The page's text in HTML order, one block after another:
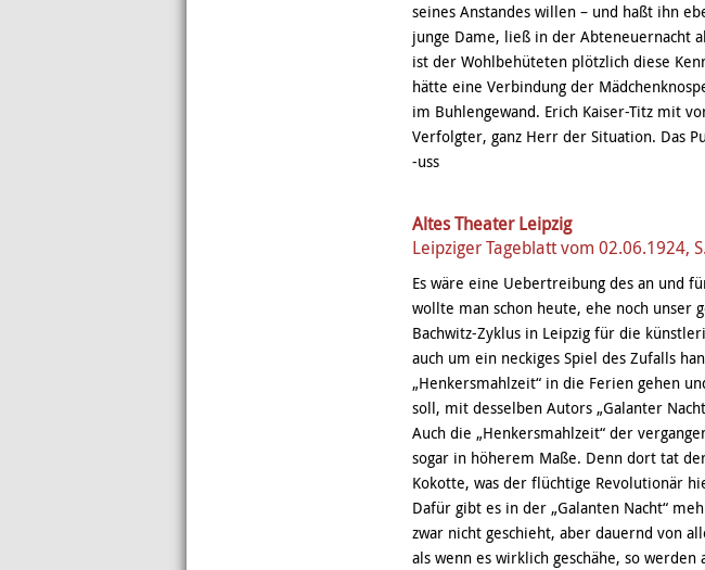
seines Anstandes willen – und haßt ihn
junge Dame, ließ in der Abteneuernacht
ist der Wohlbehüteten plötzlich diese
hätte eine Verbindung der
im Buhlengewand. Erich Kaiser-Titz mit
Verfolgter, ganz Herr der Situation. Das
-uss
Altes Theater Leipzig
Leipziger Tageblatt vom 02.06.1924,
Es wäre eine Uebertreibung des an und
wollte man schon heute, ehe noch unser
Bachwitz-Zyklus in Leipzig für die
auch um ein neckiges Spiel des Zufalls
„Henkersmahlzeit“ in die Ferien gehen
soll, mit desselben Autors „Galanter
Auch die „Henkersmahlzeit“ der
sogar in höherem Maße. Denn dort tat
Kokotte, was der flüchtige Revolutionär
Dafür gibt es in der „Galanten Nacht“
zwar nicht geschieht, aber dauernd von
als wenn es wirklich geschähe, so